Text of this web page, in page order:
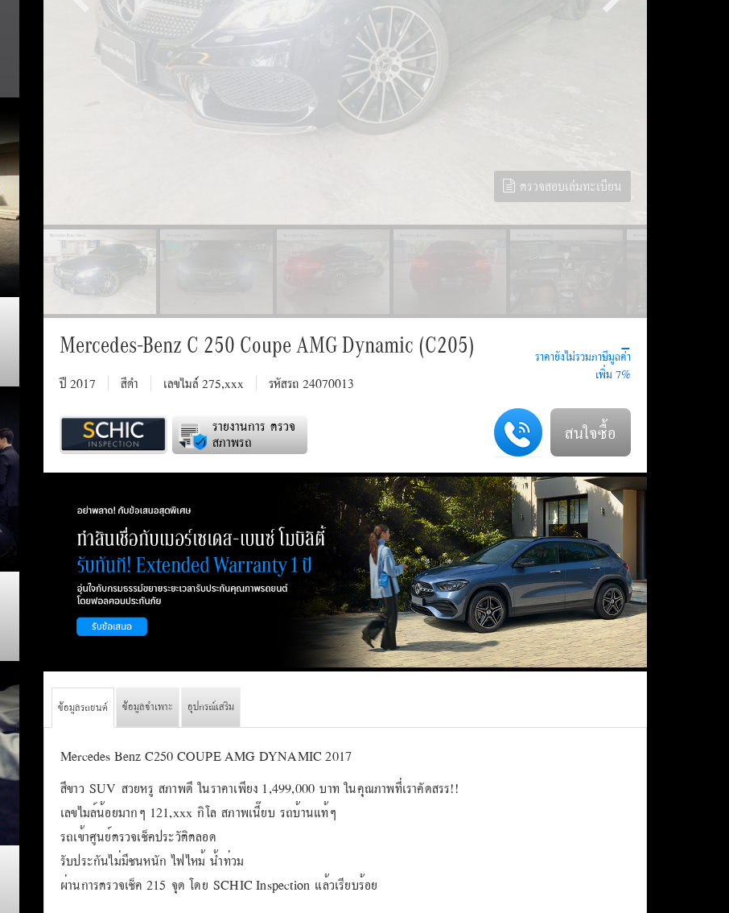
ตรวจสอบเล่มทะเบียน
Mercedes-Benz C 250 Coupe AMG Dynamic (C205) -
ปี 2017 สีดำ เลขไมล์ 275,xxx รหัสรถ 24070013
รายงานการ ตรวจ
สภาพรถ สนใจซื้อ
ข้อมูลรถยนต์ ข้อมูลจำเพาะ อุปกรณ์เสริม
Mercedes Benz C250 COUPE AMG DYNAMIC 2017
สีขาว SUV สวยหรู สภาพดี ในราคาเพียง 1,499,000 บาท ในคุณภาพที่เราคัดสรร!!
เลขไมล์น้อยมากๆ 121,xxx กิโล สภาพเนี๊ยบ รถบ้านแท้ๆ
รถเข้าศูนย์ตรวจเช็คประวัติตลอด
รับประกันไม่มีชนหนัก ไฟไหม้ น้ำท่วม
ผ่านการตรวจเช็ค 215 จุด โดย SCHIC Inspection แล้วเรียบร้อย